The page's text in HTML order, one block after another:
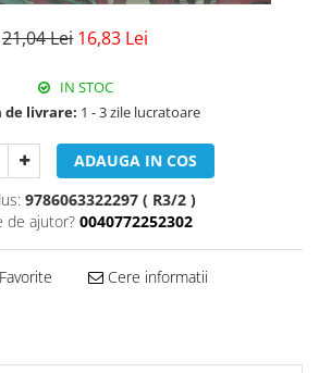
21,04 Lei 16,83 Lei
IN STOC
de livrare: 1 - 3 zile lucratoare
ADAUGA IN COS
9786063322297 ( R3/2 )
de ajutor? 0040772252302
Cere informatii